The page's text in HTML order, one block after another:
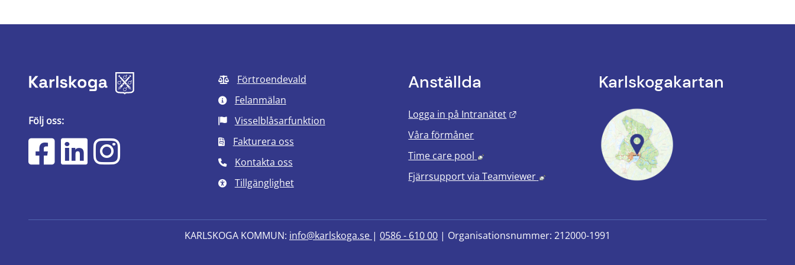
Följ oss:
Förtroendevald
Felanmälan
Visselblåsarfunktion
Fakturera oss
Kontakta oss
Tillgänglighet
Anställda
Logga in på Intranätet
Länk till annan webbplats.
Våra förmåner
Time care pool
Länk till annan webbplats, öppnas i nytt fönster.
Fjärrsupport viaTeamviewer Länk till annan webbplats, öppnas i nytt fönster.
Karlskoga­kartan
KARLSKOGA KOMMUN: info@karlskoga.se | 0586 - 610 00 | Organisationsnummer: 212000-1991